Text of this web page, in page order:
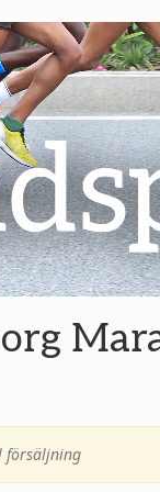
försäljning